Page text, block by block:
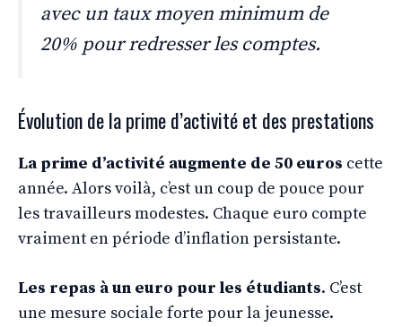
avec un taux moyen minimum de
20% pour redresser les comptes.
Évolution de la prime d’activité et des prestations
La prime d’activité augmente de 50 euros cette
année. Alors voilà, c’est un coup de pouce pour
les travailleurs modestes. Chaque euro compte
vraiment en période d’inflation persistante.
Les repas à un euro pour les étudiants. C’est
une mesure sociale forte pour la jeunesse.